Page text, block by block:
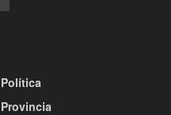
Política
Provincia